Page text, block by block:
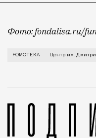
Фото: fondalisa.ru/
На прошлой неделе
FOMOTEKA Центр им.